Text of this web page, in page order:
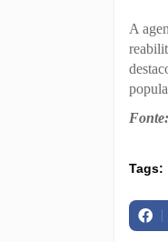
A
Tags: